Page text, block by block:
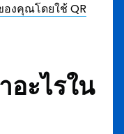
องคุณโดยใช้ QR
อะไรใน